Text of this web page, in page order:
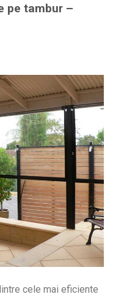
pe tambur –
cele mai eficiente